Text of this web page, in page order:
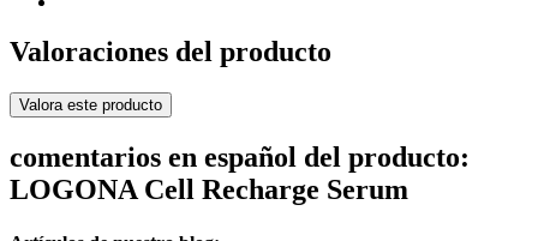
Valoraciones del producto
Valora este producto
comentarios en español del producto:
LOGONA Cell Recharge Serum